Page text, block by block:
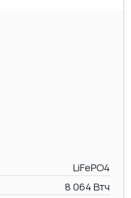
LiFePO4
8 064 Втч